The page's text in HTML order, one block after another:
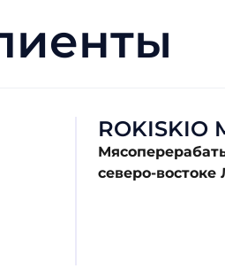
ROKISKIO
северо-востоке